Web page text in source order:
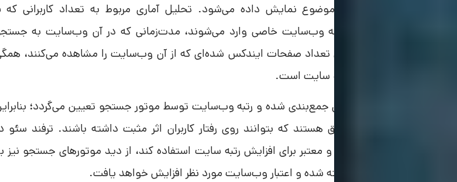
وب‌سایت‌های مرتبط با آن موضوع نمایش داده می‌شود. تحلیل آماری مربوط به تعداد کاربرانی که
جستجوی یک کلمه کلیدی به وب‌سایت خاصی وارد می‌شوند، مدت‌زمانی که در آن وب‌سایت به
مطالب می‌پردازند و همچنین تعداد صفحات ایندکس شده‌ای که از آن وب‌سایت را مشاهده می‌کنند،
معیارهایی برای رتبه‌بندی سئو سایت است.
در نهایت این داده‌های آماری جمع‌بندی شده و رتبه وب‌سایت توسط موتور جستجو تعیین می‌گردد؛
تکنیک‌ های سئو زمانی موفق هستند که بتوانند روی رفتار کاربران اثر مثبت داشته باشند. ترفند سئو
صورتی که از الگوهای قانونی و معتبر برای افزایش رتبه سایت استفاده کند، از دید موتورهای جستجو نیز
عنوان یک الگوی معتبر شناخته شده و اعتبار وب‌سایت مورد نظر افزایش خواهد یافت.